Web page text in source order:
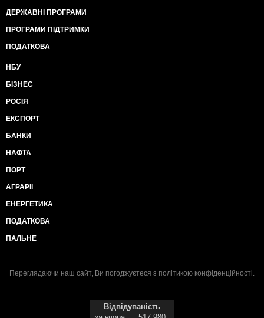
ДЕРЖАВНІ ПРОГРАМИ
ПРОГРАМИ ПІДТРИМКИ
ПОДАТКОВА
НБУ
БІЗНЕС
РОСІЯ
ЕКСПОРТ
БАНКИ
НАФТА
ПОРТ
АГРАРІЇ
ЕНЕРГЕТИКА
ПОДАТКОВА
ПАЛЬНЕ
Переглядаючи наш сайт, Ви погоджуєтеся з політикою конфіденційності.
Відвідуваність